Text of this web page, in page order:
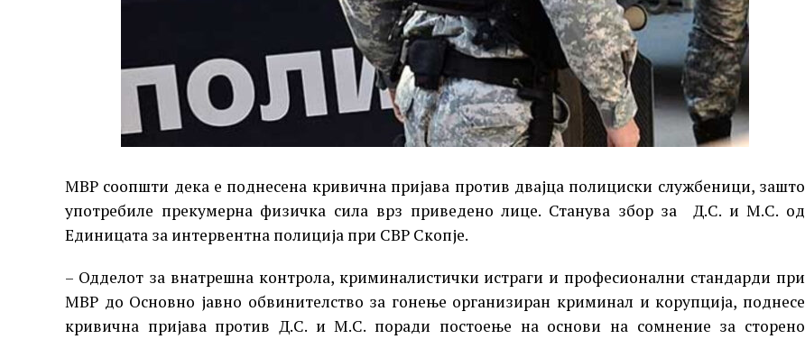
МВР соопшти дека е поднесена кривична пријава против двајца полициски службеници, зашто
употребиле прекумерна физичка сила врз приведено лице. Станува збор за Д.С. и М.С. од
Единицата за интервентна полиција при СВР Скопје.
– Одделот за внатрешна контрола, криминалистички истраги и професионални стандарди при
МВР до Основно јавно обвинителство за гонење организиран криминал и корупција, поднесе
кривична пријава против Д.С. и М.С. поради постоење на основи на сомнение за сторено